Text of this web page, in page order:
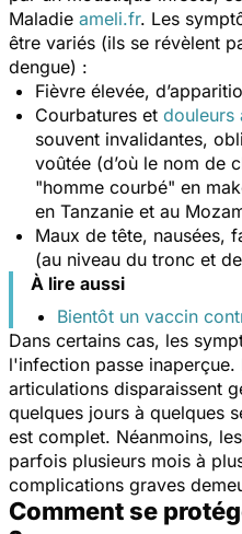
Maladie ameli.fr. Les
être variés (ils se révèlent
dengue) :
Fièvre élevée,
Courbatures et douleurs
souvent invalidantes,
voûtée (d’où le nom de
"homme courbé" en
en Tanzanie et au
Maux de tête, nausées,
(au niveau du tronc et
À lire aussi
Bientôt un vaccin
Dans certains cas, les
l'infection passe inaperçue.
articulations disparaissent
quelques jours à quelques
est complet. Néanmoins,
parfois plusieurs mois à
complications graves
Comment se